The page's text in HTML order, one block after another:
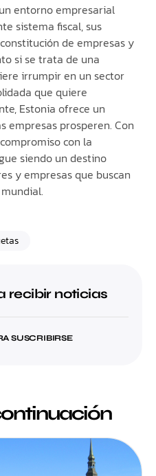
entorno empresarial
sistema fiscal, sus
de empresas y
si se trata de una
irrumpir en un sector
que quiere
Estonia ofrece un
empresas prosperen. Con
con la
siendo un destino
y empresas que buscan
recibir noticias
SUSCRIBIRSE